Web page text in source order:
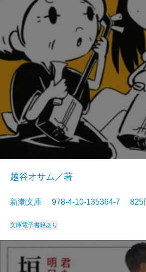
越谷オサム／著
新潮文庫 978-4-10-135364-7
文庫電子書籍あり